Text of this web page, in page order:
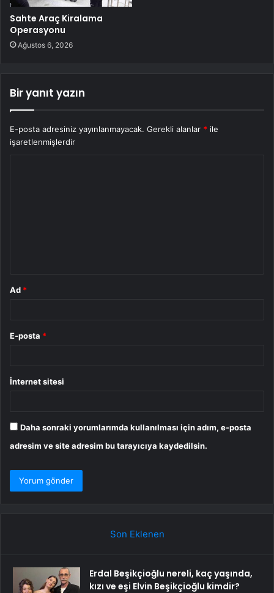
Sahte Araç Kiralama
Operasyonu
Ağustos 6, 2026
Bir yanıt yazın
E-posta adresiniz yayınlanmayacak. Gerekli alanlar * ile
işaretlenmişlerdir
Ad *
E-posta *
İnternet sitesi
Daha sonraki yorumlarımda kullanılması için adım, e-posta
adresim ve site adresim bu tarayıcıya kaydedilsin.
Son Eklenen
Erdal Beşikçioğlu nereli, kaç yaşında,
kızı ve eşi Elvin Beşikçioğlu kimdir?